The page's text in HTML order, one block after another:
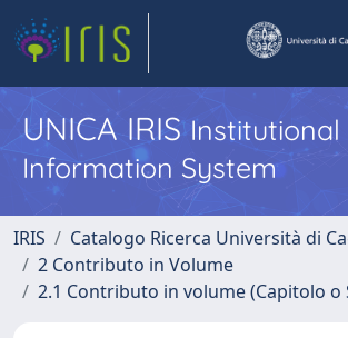
UNICA IRISInstitutional
Information System
IRIS
Catalogo Ricerca Università di
2 Contributo in Volume
2.1 Contributo in volume (Capitolo o